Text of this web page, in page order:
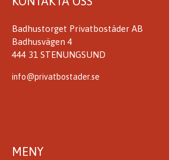
Badhustorget Privatbostäder AB
Badhusvägen 4
444 31 STENUNGSUND
info@privatbostader.se
MENY